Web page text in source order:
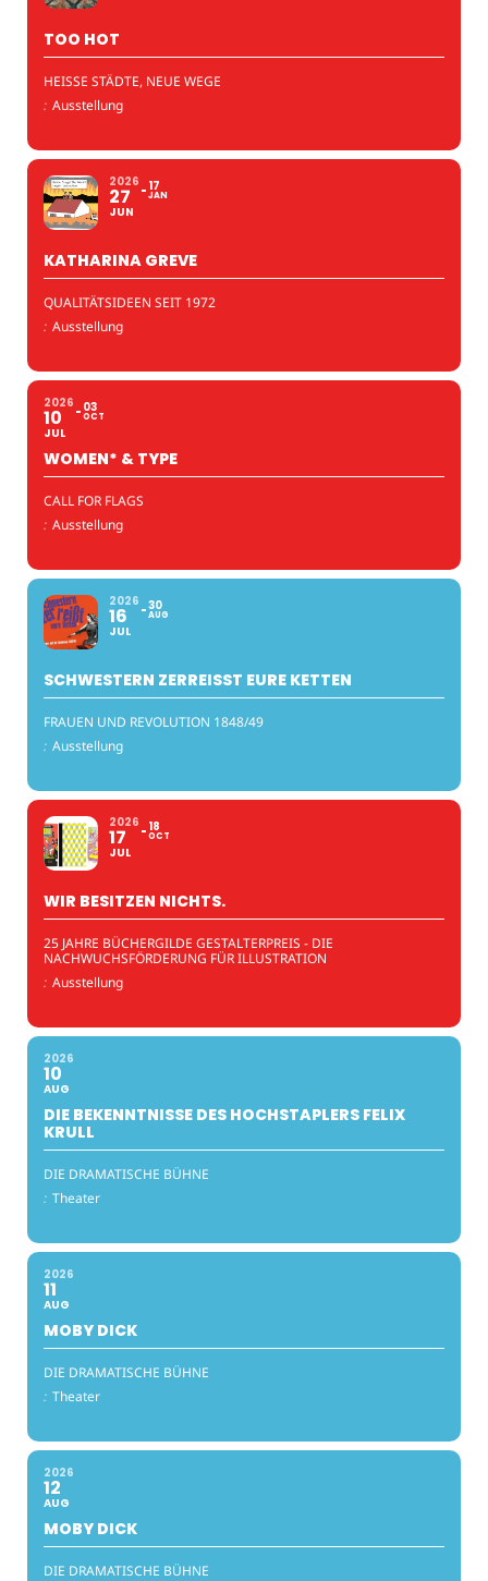
TOO HOT
HEISSE STÄDTE, NEUE WEGE
: Ausstellung
2026
27
JUN
17
JAN
KATHARINA GREVE
QUALITÄTSIDEEN SEIT 1972
: Ausstellung
2026
10
JUL
03
OCT
WOMEN* & TYPE
CALL FOR FLAGS
: Ausstellung
2026
16
JUL
30
AUG
SCHWESTERN ZERREISST EURE KETTEN
FRAUEN UND REVOLUTION 1848/49
: Ausstellung
2026
17
JUL
18
OCT
WIR BESITZEN NICHTS.
25 JAHRE BÜCHERGILDE GESTALTERPREIS - DIE
NACHWUCHSFÖRDERUNG FÜR ILLUSTRATION
: Ausstellung
2026
10
AUG
DIE BEKENNTNISSE DES HOCHSTAPLERS FELIX
KRULL
DIE DRAMATISCHE BÜHNE
: Theater
2026
11
AUG
MOBY DICK
DIE DRAMATISCHE BÜHNE
: Theater
2026
12
AUG
MOBY DICK
DIE DRAMATISCHE BÜHNE